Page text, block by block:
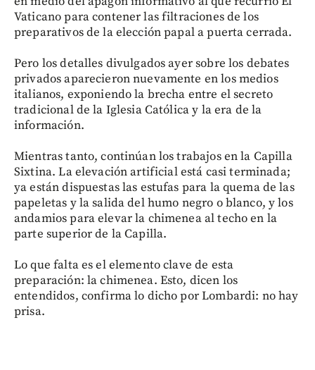
Vaticano para contener las filtraciones de los
preparativos de la elección papal a puerta cerrada.
Pero los detalles divulgados ayer sobre los debates
privados aparecieron nuevamente en los medios
italianos, exponiendo la brecha entre el secreto
tradicional de la Iglesia Católica y la era de la
información.
Mientras tanto, continúan los trabajos en la Capilla
Sixtina. La elevación artificial está casi terminada;
ya están dispuestas las estufas para la quema de las
papeletas y la salida del humo negro o blanco, y los
andamios para elevar la chimenea al techo en la
parte superior de la Capilla.
Lo que falta es el elemento clave de esta
preparación: la chimenea. Esto, dicen los
entendidos, confirma lo dicho por Lombardi: no hay
prisa.